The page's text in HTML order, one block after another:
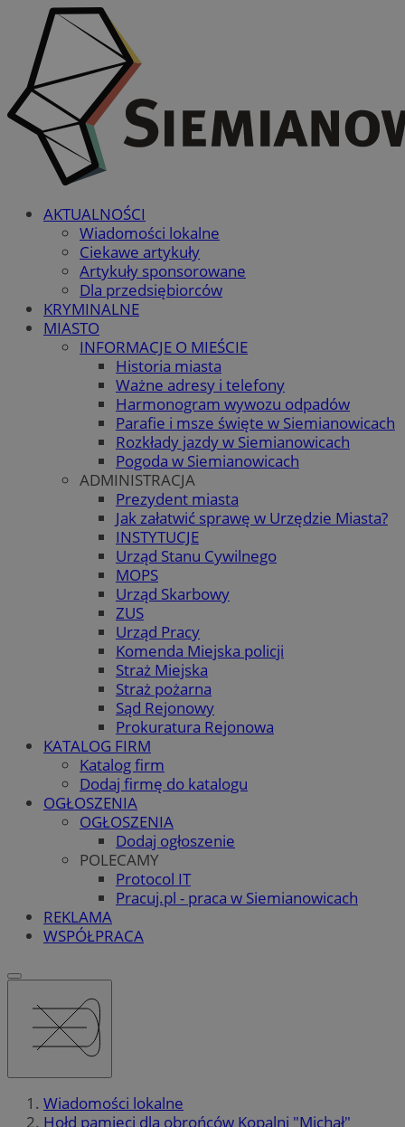
AKTUALNOŚCI
Wiadomości lokalne
Ciekawe artykuły
Artykuły sponsorowane
Dla przedsiębiorców
KRYMINALNE
MIASTO
INFORMACJE O MIEŚCIE
Historia miasta
Ważne adresy i telefony
Harmonogram wywozu odpadów
Parafie i msze święte w Siemianowicach
Rozkłady jazdy w Siemianowicach
Pogoda w Siemianowicach
ADMINISTRACJA
Prezydent miasta
Jak załatwić sprawę w Urzędzie Miasta?
INSTYTUCJE
Urząd Stanu Cywilnego
MOPS
Urząd Skarbowy
ZUS
Urząd Pracy
Komenda Miejska policji
Straż Miejska
Straż pożarna
Sąd Rejonowy
Prokuratura Rejonowa
KATALOG FIRM
Katalog firm
Dodaj firmę do katalogu
OGŁOSZENIA
OGŁOSZENIA
Dodaj ogłoszenie
POLECAMY
Protocol IT
Pracuj.pl - praca w Siemianowicach
REKLAMA
WSPÓŁPRACA
Wiadomości lokalne
Hołd pamięci dla obrońców Kopalni "Michał"